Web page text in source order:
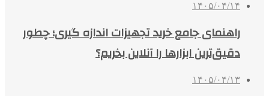
۱۴۰۵/۰۴/۱۴
راهنمای جامع خرید تجهیزات اندازه گیری؛ چطور
دقیق‌ترین ابزارها را آنلاین بخریم؟
۱۴۰۵/۰۴/۱۳